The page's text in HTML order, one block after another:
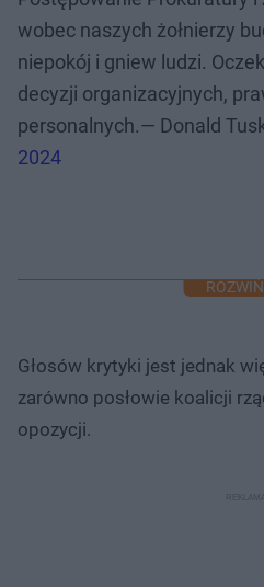
wobec naszych żołnierzy
niepokój i gniew ludzi.
decyzji organizacyjnych,
personalnych.— Donald
2024
ROZWIŃ
Głosów krytyki jest jednak
zarówno posłowie koalicji
opozycji.